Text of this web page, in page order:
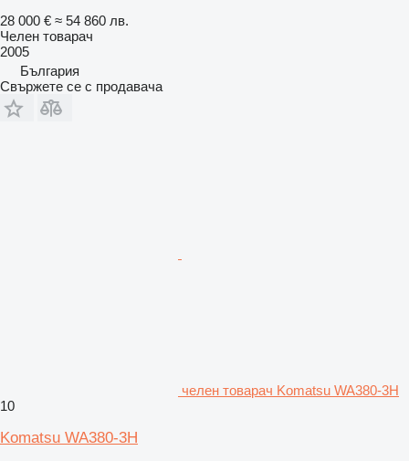
28 000 € ≈ 54 860 лв.
Челен товарач
2005
България
Свържете се с продавача
челен товарач Komatsu WA380-3H
10
Komatsu WA380-3H